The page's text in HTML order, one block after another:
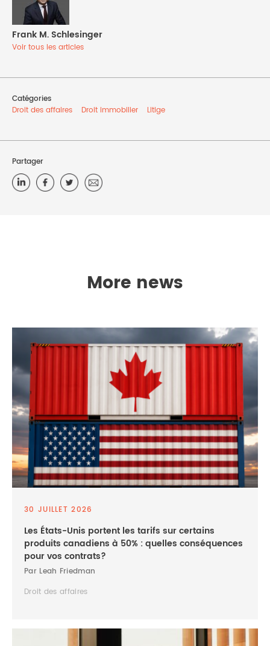
Frank M. Schlesinger
Voir tous les articles
Catégories
Droit des affaires
Droit immobilier Litige
Partager
More news
30 JUILLET 2026
Les États-Unis portent les tarifs sur certains
produits canadiens à 50% : quelles conséquences
pour vos contrats?
Par Leah Friedman
Droit des affaires